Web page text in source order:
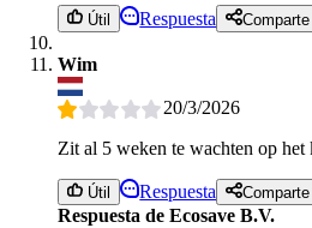
Útil Respuesta Comparte
Wim
20/3/2026
Zit al 5 weken te wachten op
Útil Respuesta Comparte
Respuesta de Ecosave B.V.